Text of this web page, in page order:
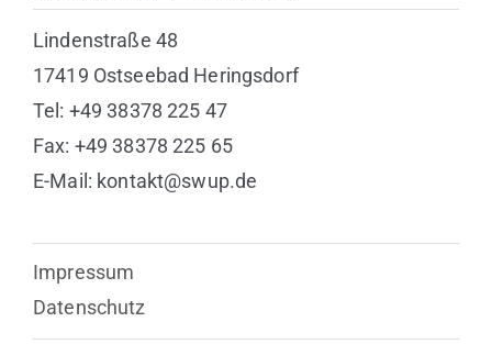
Lindenstraße 48
17419 Ostseebad Heringsdorf
Tel: +49 38378 225 47
Fax: +49 38378 225 65
E-Mail: kontakt@swup.de
Impressum
Datenschutz